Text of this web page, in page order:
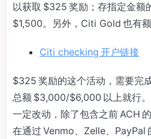
以获取 $325 奖励；存指定金额
$1,500。另外，Citi Gold 也有额
Citi checking 开户链接
$325 奖励的这个活动，需要完
总额 $3,000/$6,000 以上就行
一定改动，除了包含之前 ACH
在通过 Venmo、Zelle、PayPal